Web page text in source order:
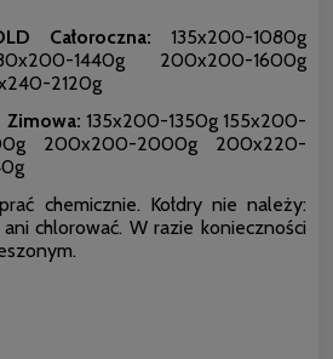
Całoroczna: 135x200-1080g
1440g 200x200-1600g
2120g
Zimowa: 135x200-1350g 155x200-
200x200-2000g 200x220-
chemicznie. Kołdry nie należy:
chlorować. W razie konieczności